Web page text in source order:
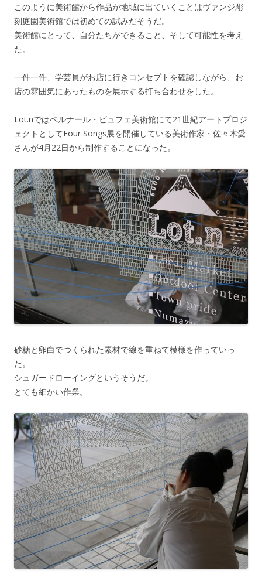
このように美術館から作品が地域に出ていくことはヴァンジ彫
刻庭園美術館では初めての試みだそうだ。
美術館にとって、自分たちができること、そして可能性を考え
た。
一件一件、学芸員がお店に行きコンセプトを確認しながら、お
店の雰囲気にあったものを展示する打ち合わせをした。
Lot.nではベルナール・ビュフェ美術館にて21世紀アートプロジ
ェクトとしてFour Songs展を開催している美術作家・佐々木愛
さんが4月22日から制作することになった。
砂糖と卵白でつくられた素材で線を重ねて模様を作っていっ
た。
シュガードローイングというそうだ。
とても細かい作業。